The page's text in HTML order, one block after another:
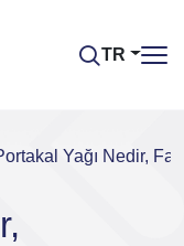
TR
Yağı Nedir,